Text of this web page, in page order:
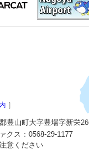
］
豊山町大字豊場字新栄
クス：0568-29-1177
意ください